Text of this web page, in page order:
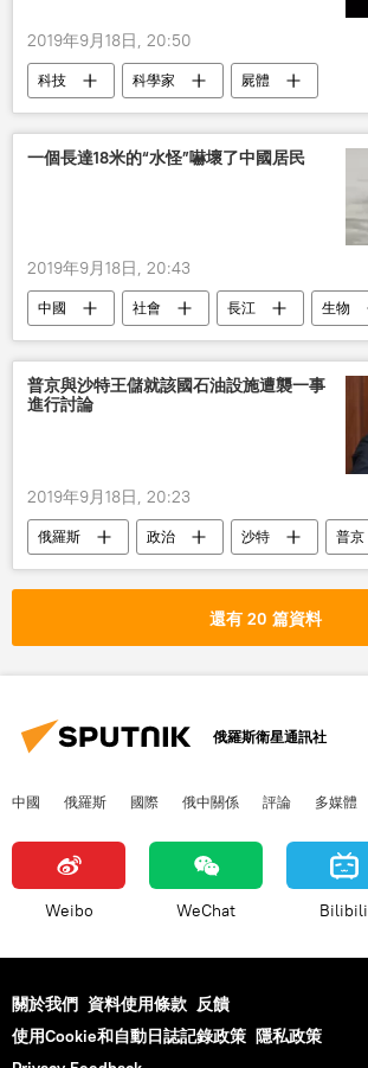
2019年9月18日, 20:50
科技 科學家 屍體
一個長達18米的“水怪”嚇壞了中國居民
2019年9月18日, 20:43
中國 社會 長江 生物
普京與沙特王儲就該國石油設施遭襲一事
進行討論
2019年9月18日, 20:23
俄羅斯 政治 沙特
普京
石油
襲擊 電話
還有 20 篇資料
俄羅斯衛星通訊社
中國 俄羅斯 國際 俄中關係 評論 多媒體
Weibo WeChat Bilibili
關於我們 資料使用條款 反饋
使用Cookie和自動日誌記錄政策 隱私政策